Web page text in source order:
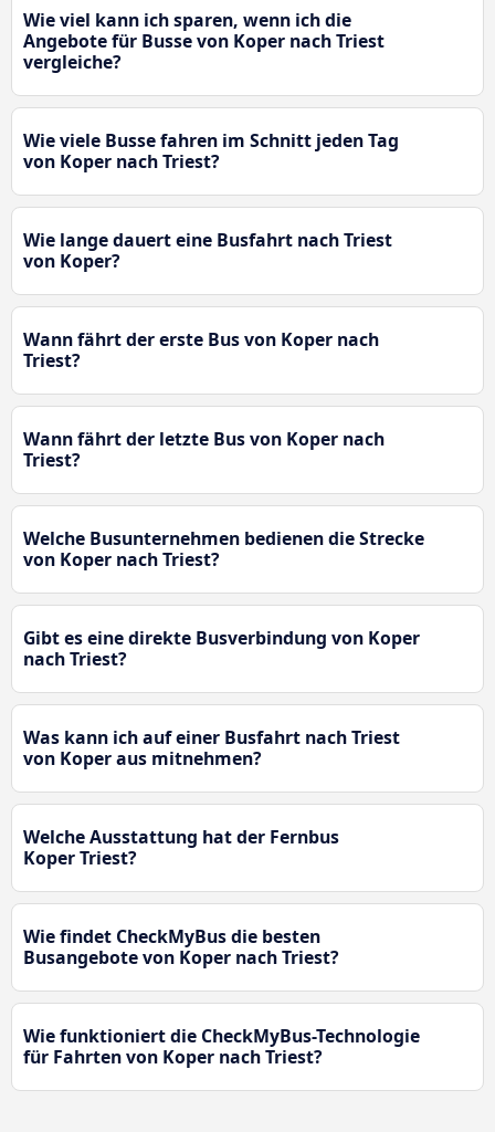
Wie viel kann ich sparen, wenn ich die
Angebote für Busse von Koper nach Triest
vergleiche?
Wie viele Busse fahren im Schnitt jeden Tag
von Koper nach Triest?
Wie lange dauert eine Busfahrt nach Triest
von Koper?
Wann fährt der erste Bus von Koper nach
Triest?
Wann fährt der letzte Bus von Koper nach
Triest?
Welche Busunternehmen bedienen die Strecke
von Koper nach Triest?
Gibt es eine direkte Busverbindung von Koper
nach Triest?
Was kann ich auf einer Busfahrt nach Triest
von Koper aus mitnehmen?
Welche Ausstattung hat der Fernbus
Koper Triest?
Wie findet CheckMyBus die besten
Busangebote von Koper nach Triest?
Wie funktioniert die CheckMyBus-Technologie
für Fahrten von Koper nach Triest?